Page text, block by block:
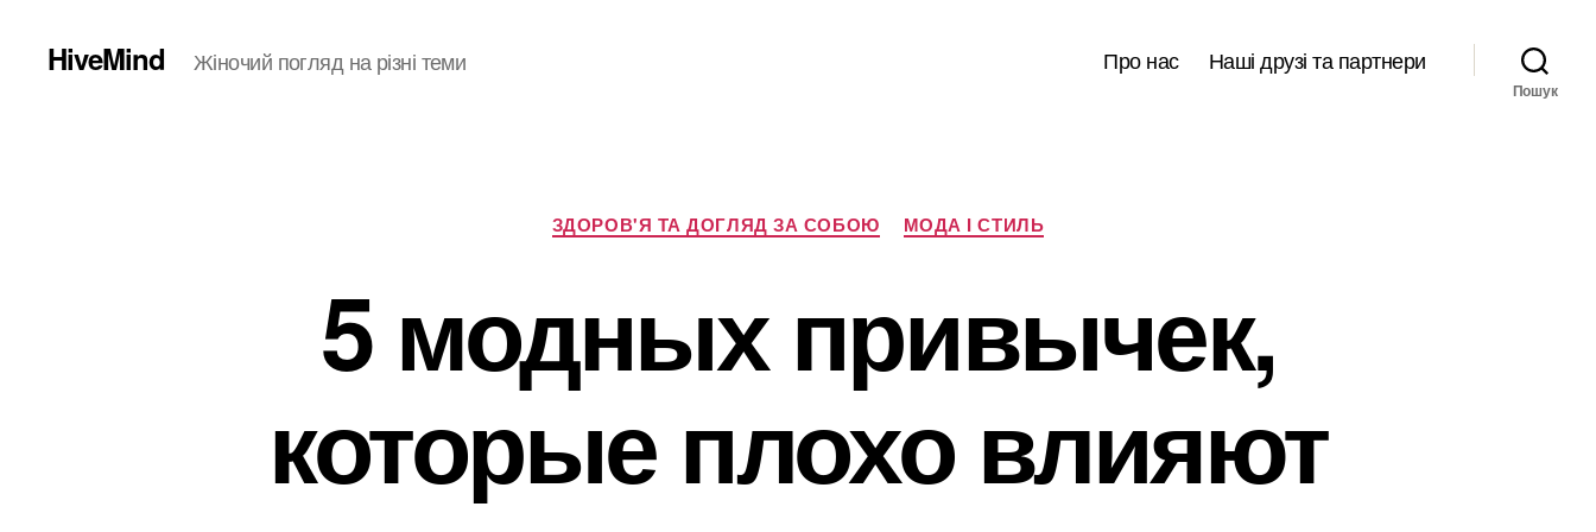
HiveMind Жіночий погляд на різні теми Про нас Наші друзі та партнери
Пошук
Категорії
ЗДОРОВ'Я ТА ДОГЛЯД ЗА СОБОЮ МОДА І СТИЛЬ
5 модных привычек,
которые плохо влияют